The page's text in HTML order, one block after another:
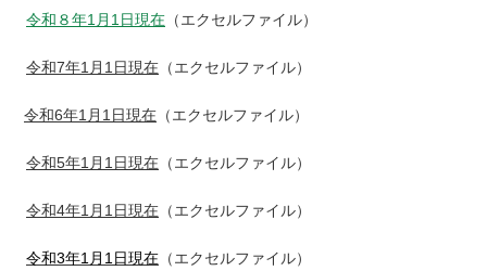
令和８年1月1日現在 （エクセルファイル）
令和7年1月1日現在 （エクセルファイル）
令和6年1月1日現在 （エクセルファイル）
令和5年1月1日現在 （エクセルファイル）
令和4年1月1日現在 （エクセルファイル）
令和3年1月1日現在 （エクセルファイル）